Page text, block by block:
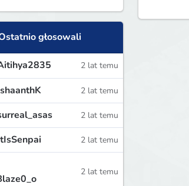
głosowali
2 lat temu
2 lat temu
2 lat temu
2 lat temu
2 lat temu